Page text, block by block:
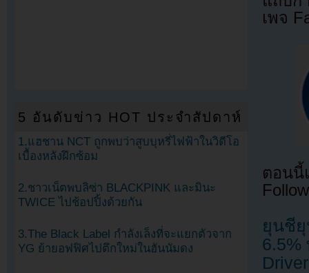
เพจ
ตอนนี้
ยุนชี
6.5%
5 อันดับข่าว HOT ประจำสัปดาห์
1.แฮชาน NCT ถูกพบว่าสูบบุหรี่ไฟฟ้าในวิดีโอ
เบื้องหลังฝึกซ้อม
2.ชาวเน็ตพบลิซ่า BLACKPINK และมินะ
TWICE ไปช้อปปิ้งด้วยกัน
3.The Black Label กำลังเล็งที่จะแยกตัวจาก
YG ย้ายอฟฟิศไปตึกใหม่ในฮันนัมดง